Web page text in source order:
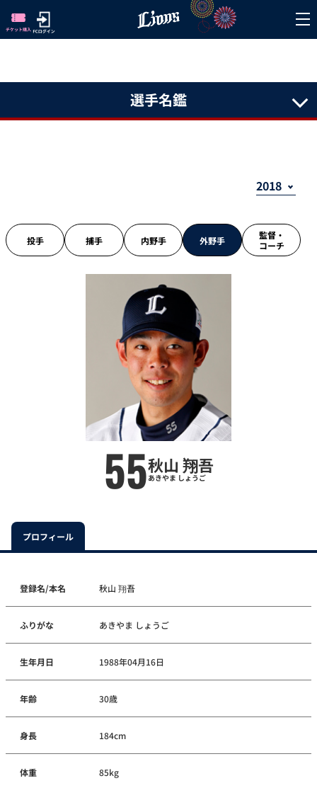
選手名鑑
投手 捕手 内野手 外野手
監督・
コーチ
55秋山 翔吾
あきやま しょうご
プロフィール
登録名/本名 秋山 翔吾
ふりがな あきやま しょうご
生年月日 1988年04月16日
年齢 30歳
身長 184cm
体重 85kg